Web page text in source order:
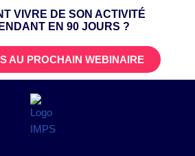
VIVRE DE SON ACTIVITÉ
EN 90 JOURS ?
AU PROCHAIN WEBINAIRE